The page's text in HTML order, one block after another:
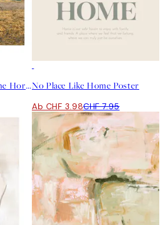
Pippi Longstocking on the Horse PosterNo Place Like Home Poster
Ab CHF 3.98CHF 7.95